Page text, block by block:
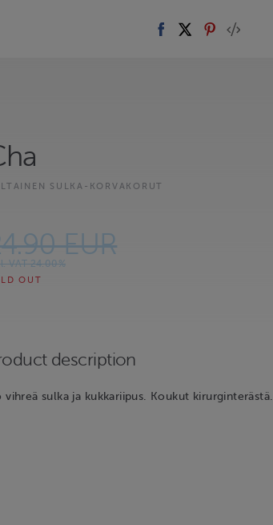
SULKA-KORVAKORUT
EUR
VAT 24.00%
OUT
description
vihreä sulka ja kukkariipus. Koukut kirurginterästä.